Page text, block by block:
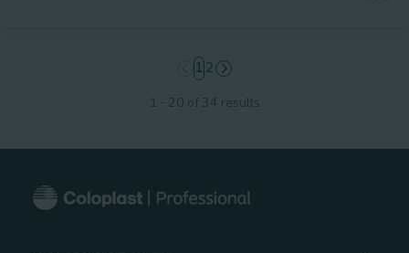
page
1 page
2
1 - 20 of 34 results